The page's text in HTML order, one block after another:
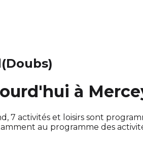
(Doubs)
à
7 activités et loisirs sont
au programme des